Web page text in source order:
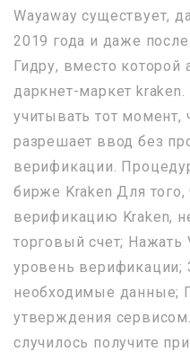
Wayaway существует,
2019 года и даже
Гидру, вместо которой
даркнет-маркет
учитывать тот момент,
разрешает ввод без
верификации.
бирже Kraken Для того,
верификацию Kraken,
торговый счет; Нажать
уровень верификации;
необходимые данные;
утверждения
случилось получите